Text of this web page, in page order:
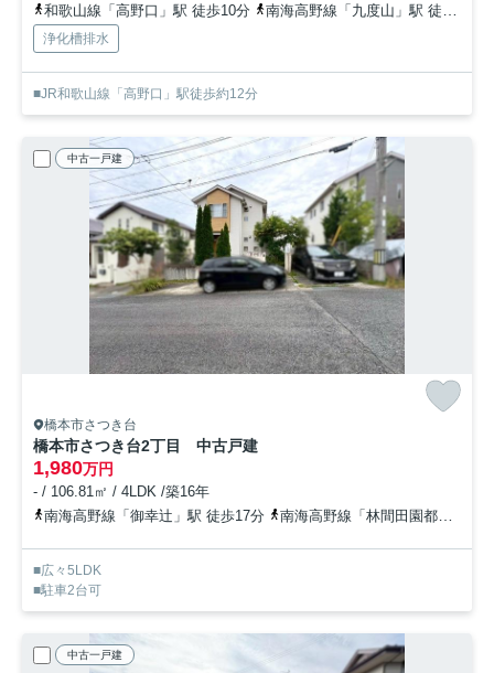
和歌山線「高野口」駅 徒歩10分 南海高野線「九度山」駅 徒歩25分
浄化槽排水
■JR和歌山線「高野口」駅徒歩約12分
中古一戸建
橋本市さつき台
橋本市さつき台2丁目 中古戸建
1,980万円
- / 106.81㎡ / 4LDK /築16年
南海高野線「御幸辻」駅 徒歩17分
南海高野線「林間田園都市」駅 徒歩42分
■広々5LDK
■駐車2台可
中古一戸建